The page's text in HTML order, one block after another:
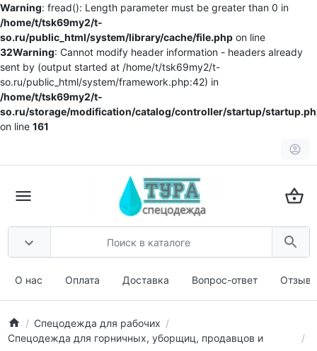
Warning: fread(): Length parameter must be greater than 0 in
/home/t/tsk69my2/t-
so.ru/public_html/system/library/cache/file.php on line
32Warning: Cannot modify header information - headers already
sent by (output started at /home/t/tsk69my2/t-
so.ru/public_html/system/framework.php:42) in
/home/t/tsk69my2/t-
so.ru/storage/modification/catalog/controller/startup/
on line 161
О нас Оплата Доставка Вопрос-ответ
Спецодежда для рабочих
Спецодежда для горничных, уборщиц, продавцов и